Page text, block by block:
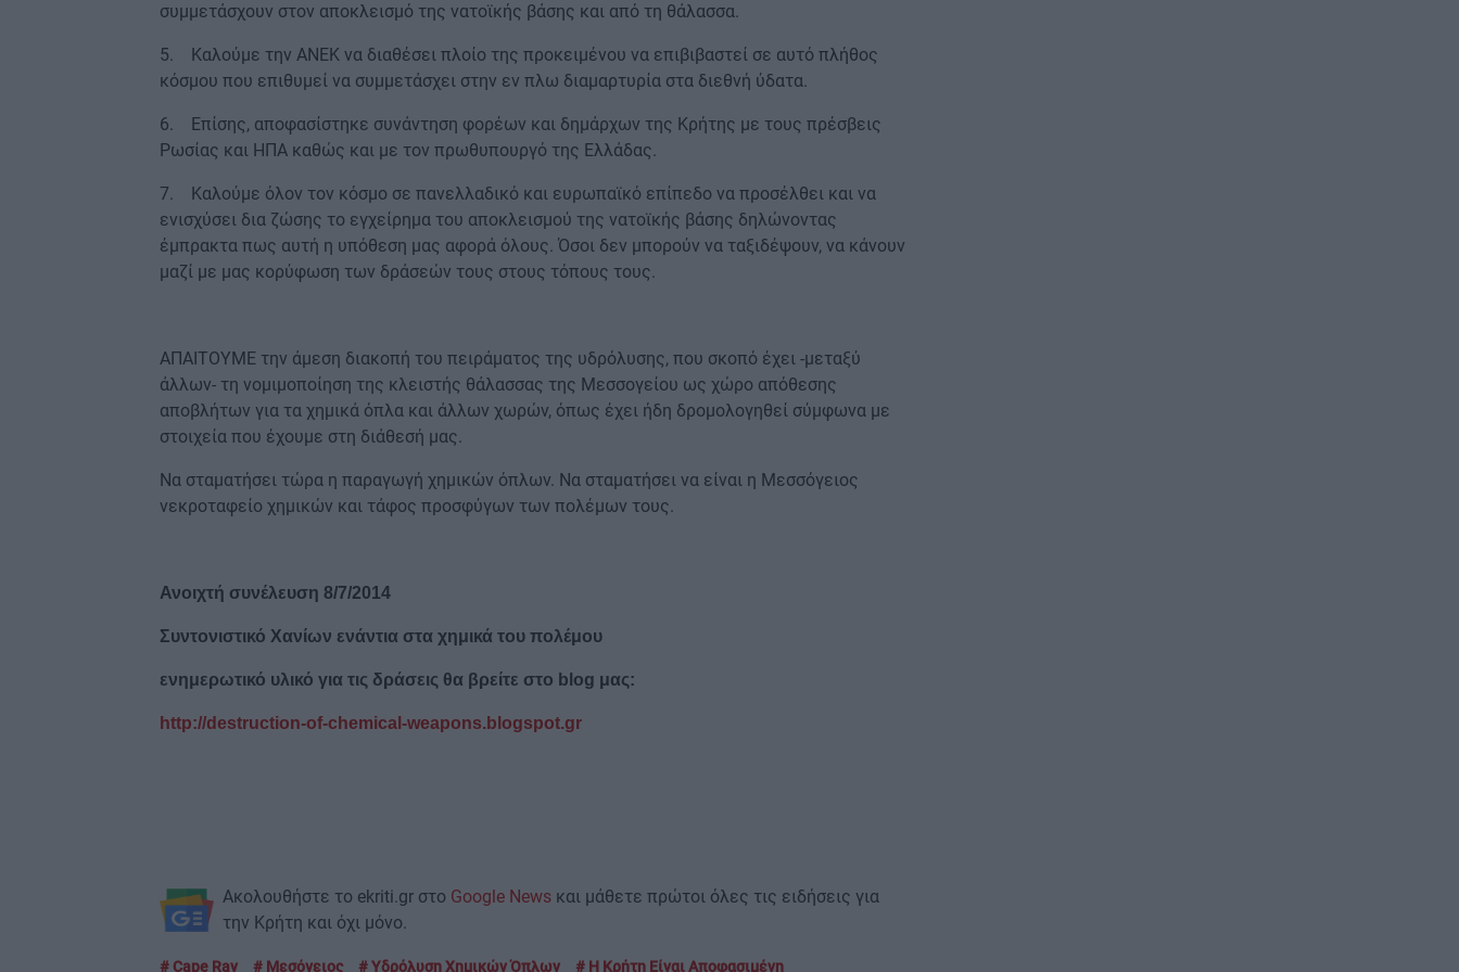
συμμετάσχουν στον αποκλεισμό της νατοϊκής βάσης και από τη θάλασσα.
5. Καλούμε την ΑΝΕΚ να διαθέσει πλοίο της προκειμένου να επιβιβαστεί σε αυτό πλήθος
κόσμου που επιθυμεί να συμμετάσχει στην εν πλω διαμαρτυρία στα διεθνή ύδατα.
6. Επίσης, αποφασίστηκε συνάντηση φορέων και δημάρχων της Κρήτης με τους πρέσβεις
Ρωσίας και ΗΠΑ καθώς και με τον πρωθυπουργό της Ελλάδας.
7. Καλούμε όλον τον κόσμο σε πανελλαδικό και ευρωπαϊκό επίπεδο να προσέλθει και να
ενισχύσει δια ζώσης το εγχείρημα του αποκλεισμού της νατοϊκής βάσης δηλώνοντας
έμπρακτα πως αυτή η υπόθεση μας αφορά όλους. Όσοι δεν μπορούν να ταξιδέψουν, να κάνουν
μαζί με μας κορύφωση των δράσεών τους στους τόπους τους.
ΑΠΑΙΤΟΥΜΕ την άμεση διακοπή του πειράματος της υδρόλυσης, που σκοπό έχει -μεταξύ
άλλων- τη νομιμοποίηση της κλειστής θάλασσας της Μεσσογείου ως χώρο απόθεσης
αποβλήτων για τα χημικά όπλα και άλλων χωρών, όπως έχει ήδη δρομολογηθεί σύμφωνα με
στοιχεία που έχουμε στη διάθεσή μας.
Να σταματήσει τώρα η παραγωγή χημικών όπλων. Να σταματήσει να είναι η Μεσσόγειος
νεκροταφείο χημικών και τάφος προσφύγων των πολέμων τους.
Ανοιχτή συνέλευση 8/7/2014
Συντονιστικό Χανίων ενάντια στα χημικά του πολέμου
ενημερωτικό υλικό για τις δράσεις θα βρείτε στο blog μας:
http://destruction-of-chemical-weapons.blogspot.gr
Ακολουθήστε το ekriti.gr στο Google News και μάθετε πρώτοι όλες τις ειδήσεις για
την Κρήτη και όχι μόνο.
Cape Ray Μεσόγειος Υδρόλυση Χημικών Όπλων Η Κρήτη Είναι Αποφασιμένη